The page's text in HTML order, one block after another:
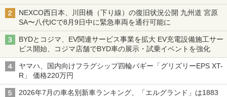
バス
NEXCO西日本、川田橋（下り線）の復旧状況公開 九州道 宮原
SA〜八代ICで8月9日中に緊急車両を通行可能に
BYDとコジマ、EV関連サービス事業を拡大 EV充電設備施工サー
ビス開始、コジマ店舗でBYD車の展示・試乗イベントを強化
ヤマハ、国内向けフラグシップ四輪バギー「グリズリーEPS XT-
R」 価格220万円
2026年7月の車名別新車ランキング、「エルグランド」は1883